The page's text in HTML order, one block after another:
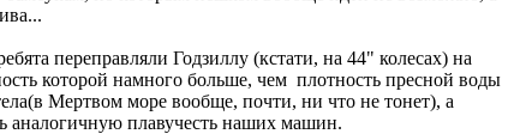
переправляли Годзиллу (кстати, на 44" колесах) на
которой намного больше, чем плотность пресной воды
Мертвом море вообще, почти, ни что не тонет), а
аналогичную плавучесть наших машин.